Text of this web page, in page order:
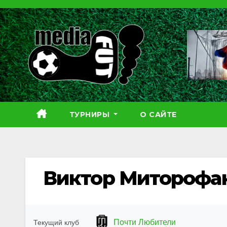
Перейти
к
содержимому
ТУРНИРЫ О САЙТЕ
Виктор
Текущий клуб Почти Любители